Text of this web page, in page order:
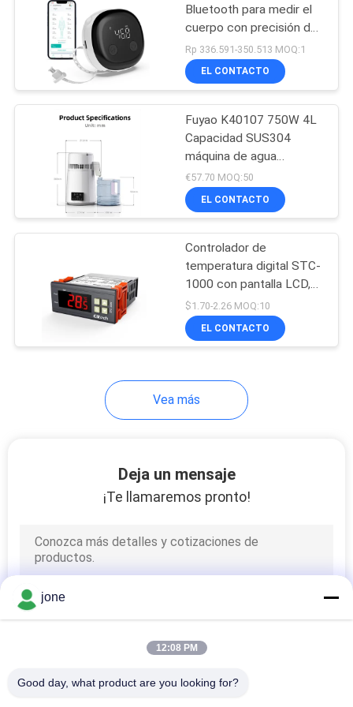
metro del tds del
agua
Metro de la
humedad del PDA
Metro de oxígeno
metro digital de
ORP
Bluetooth para medir el
cuerpo con precisión del
±0.2%, tipo C recargable
y pantalla LED para
mediciones precisas
Rp 336.591-350.513 MOQ:1
EL CONTACTO
Fuyao K40107 750W 4L
Capacidad SUS304
máquina de agua
destilada de acero
inoxidable para uso
doméstico, de
€57.70 MOQ:50
EL CONTACTO
Controlador de
temperatura digital STC-
1000 con pantalla LCD,
resolución de 0.1 °C y
alarma de alta
temperatura
$1.70-2.26 MOQ:10
EL CONTACTO
Vea más
Deja un mensaje
¡Te llamaremos pronto!
jone
12:08 PM
Good day, what product are you looking for?